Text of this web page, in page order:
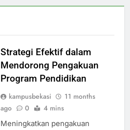
Strategi Efektif dalam
Mendorong Pengakuan
Program Pendidikan
kampusbekasi
11 months
ago
0 4 mins
Meningkatkan pengakuan